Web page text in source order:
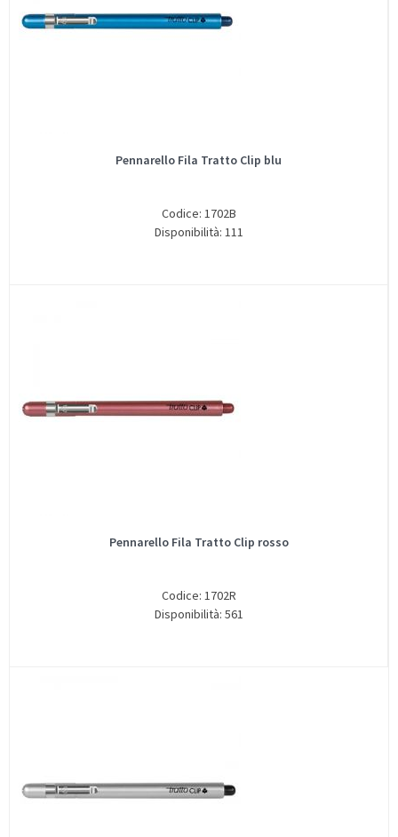
Pennarello Fila Tratto Clip blu
Codice: 1702B
Disponibilità: 111
Pennarello Fila Tratto Clip rosso
Codice: 1702R
Disponibilità: 561